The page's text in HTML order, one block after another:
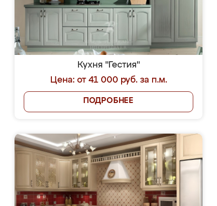
Кухня "Гестия"
Цена: от 41 000 руб. за п.м.
ПОДРОБНЕЕ